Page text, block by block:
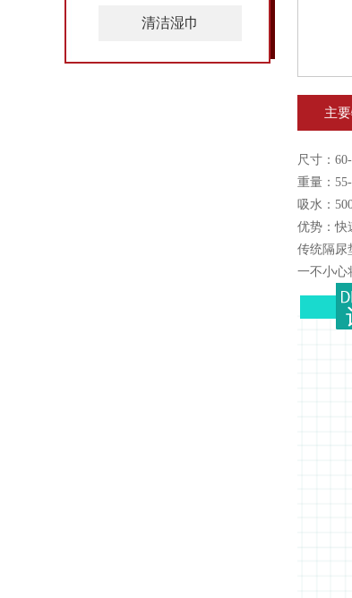
主
尺寸：
重量：
吸水：
优势：快
传统隔尿
一不小心
清洁湿巾